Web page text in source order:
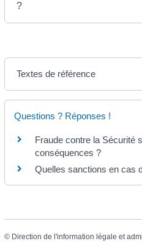
?
Textes de référence
Questions ? Réponses !
Fraude contre la Sécurité
conséquences ?
Quelles sanctions en cas
© Direction de l'information légale et